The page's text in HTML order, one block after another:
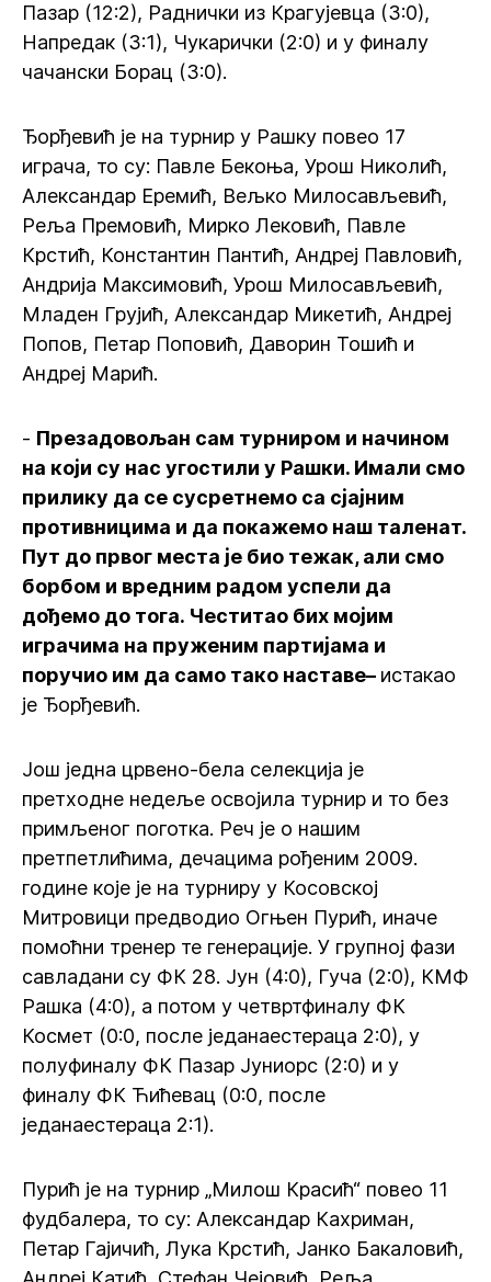
Пазар (12:2), Раднички из Крагујевца (3:0),
Напредак (3:1), Чукарички (2:0) и у финалу
чачански Борац (3:0).
Ђорђевић је на турнир у Рашку повео 17
играча, то су: Павле Бекоња, Урош Николић,
Александар Еремић, Вељко Милосављевић,
Реља Премовић, Мирко Лековић, Павле
Крстић, Константин Пантић, Андреј Павловић,
Андрија Максимовић, Урош Милосављевић,
Младен Грујић, Александар Микетић, Андреј
Попов, Петар Поповић, Даворин Тошић и
Андреј Марић.
- Презадовољан сам турниром и начином
на који су нас угостили у Рашки. Имали смо
прилику да се сусретнемо са сјајним
противницима и да покажемо наш таленат.
Пут до првог места је био тежак, али смо
борбом и вредним радом успели да
дођемо до тога. Честитао бих мојим
играчима на пруженим партијама и
поручио им да само тако наставе– истакао
је Ђорђевић.
Још једна црвено-бела селекција је
претходне недеље освојила турнир и то без
примљеног поготка. Реч је о нашим
претпетлићима, дечацима рођеним 2009.
године које је на турниру у Косовској
Митровици предводио Огњен Пурић, иначе
помоћни тренер те генерације. У групној фази
савладани су ФК 28. Јун (4:0), Гуча (2:0), КМФ
Рашка (4:0), а потом у четвртфиналу ФК
Космет (0:0, после једанаестераца 2:0), у
полуфиналу ФК Пазар Јуниорс (2:0) и у
финалу ФК Ћићевац (0:0, после
једанаестераца 2:1).
Пурић је на турнир „Милош Красић“ повео 11
фудбалера, то су: Александар Кахриман,
Петар Гајичић, Лука Крстић, Јанко Бакаловић,